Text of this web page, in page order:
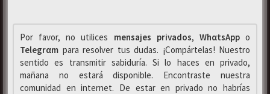
Por favor, no utilices mensajes privados, WhαtsAppo
Telegrαm para resolver tus dudas. ¡Compártelas! Nuestro
sentido es transmitir sabiduría. Si lo haces en privado,
mañana no estará disponible. Encontraste nuestra
comunidad en internet. De estar en privado no habrías